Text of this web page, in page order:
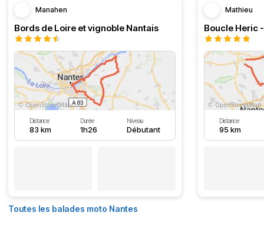
Manahen
Bords de Loire et vignoble Nantais
Distance
83 km
Durée
1h26
Niveau
Débutant
Mathieu
Boucle Heric
Distance
95 km
Toutes les balades moto Nantes